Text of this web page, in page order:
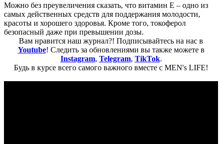
Можно без преувеличения сказать, что витамин Е – одно из
самых действенных средств для поддержания молодости,
красоты и хорошего здоровья. Кроме того, токоферол
безопасный даже при превышении дозы.
Вам нравится наш журнал?! Подписывайтесь на нас в
Youtube! Следить за обновлениями вы также можете в
Instagram, Telegram, TikTok.
Будь в курсе всего самого важного вместе с MEN's LIFE!